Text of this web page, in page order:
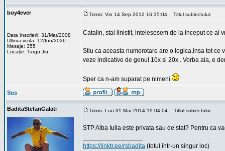
boy4ever
Data înscrierii: 31/Mar/2008
Ultima vizita: 12/Iun/2026
Mesaje: 355
Locaţie: Targu Jiu
Trimis: Vin 14 Sep 2012 16:35:04 Titlul subiectului:
Catalin, stai linistit, intelesesem de la inceput ce ai
Stiu ca aceasta numerotare are o logica,insa tot ce
veze indicative de genul 10x si 20x . Vorba aia, e
Sper ca n-am suparat pe nimeni
Sus
BaditaStefanGalati Trimis: Lun 31 Mar 2014 19:04:04 Titlul subiectului:
STP Alba Iulia este privata sau de stat? Pentru ca
https://linktr.ee/rsbadita (totul într-un singur loc)